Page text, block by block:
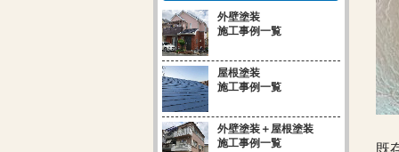
既
外壁塗装
施工事例一覧
屋根塗装
施工事例一覧
外壁塗装＋屋根塗装
施工事例一覧